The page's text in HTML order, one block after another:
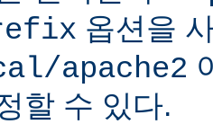
옵션을
apache2
할 수 있다.